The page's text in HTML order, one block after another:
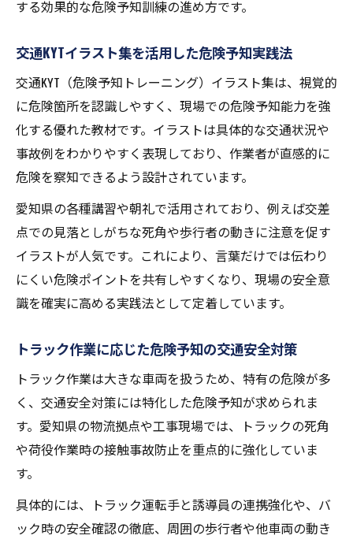
する効果的な危険予知訓練の進め方です。
交通KYTイラスト集を活用した危険予知実践法
交通KYT（危険予知トレーニング）イラスト集は、視覚的
に危険箇所を認識しやすく、現場での危険予知能力を強
化する優れた教材です。イラストは具体的な交通状況や
事故例をわかりやすく表現しており、作業者が直感的に
危険を察知できるよう設計されています。
愛知県の各種講習や朝礼で活用されており、例えば交差
点での見落としがちな死角や歩行者の動きに注意を促す
イラストが人気です。これにより、言葉だけでは伝わり
にくい危険ポイントを共有しやすくなり、現場の安全意
識を確実に高める実践法として定着しています。
トラック作業に応じた危険予知の交通安全対策
トラック作業は大きな車両を扱うため、特有の危険が多
く、交通安全対策には特化した危険予知が求められま
す。愛知県の物流拠点や工事現場では、トラックの死角
や荷役作業時の接触事故防止を重点的に強化していま
す。
具体的には、トラック運転手と誘導員の連携強化や、バ
ック時の安全確認の徹底、周囲の歩行者や他車両の動き